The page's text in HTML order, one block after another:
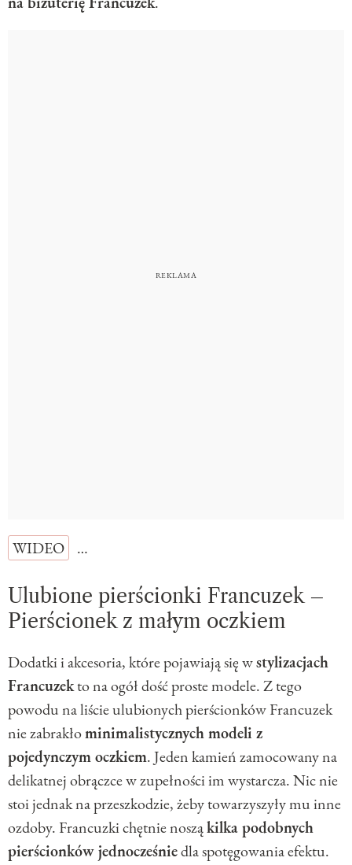
WIDEO …
Ulubione pierścionki Francuzek –
Pierścionek z małym oczkiem
Dodatki i akcesoria, które pojawiają się wstylizacjach
Francuzekto na ogół dość proste modele. Z tego
powodu na liście ulubionych pierścionków Francuzek
nie zabrakłominimalistycznych modeli z
pojedynczym oczkiem. Jeden kamień zamocowany na
delikatnej obrączce w zupełności im wystarcza. Nic nie
stoi jednak na przeszkodzie, żeby towarzyszyły mu inne
ozdoby. Francuzki chętnie nosząkilka podobnych
pierścionków jednocześniedla spotęgowania efektu.